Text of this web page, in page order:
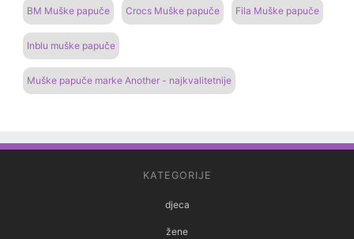
BM Muške papuče Crocs Muške papuče Fila Muške papuče
Inblu muške papuče
Muške papuče marke Another - najkvalitetnije
KATEGORIJE
djeca
žene